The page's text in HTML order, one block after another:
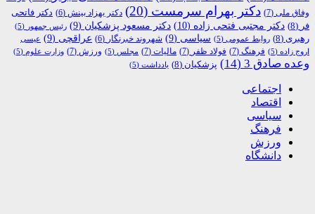
وفاق ملی (7) دکتر بهرام سرمست (20) دکتر بهزاد بینش (6)
دکتر فاتحی
فر (8) دکتر مجتبی فتحی زاده (10) دکتر مسعود پزشکیان (9) رئیس جمهور (5)
رهبری (8) روابط عمومی (5) سیاسی (9) شهروند خبرنگار (6) عراقچی (9)
عیسی
اروج زاده (5) فرهنگ (7) فولاد ظفر (7) مالیات (7) مجلس (5) ورزش (7) وزارت علوم (5)
وعده صادق 3 (14) پزشکیان (8) یادداشت (5)
اجتماعی
اقتصاد
سیاسی
فرهنگ
ورزش
دانشگاه